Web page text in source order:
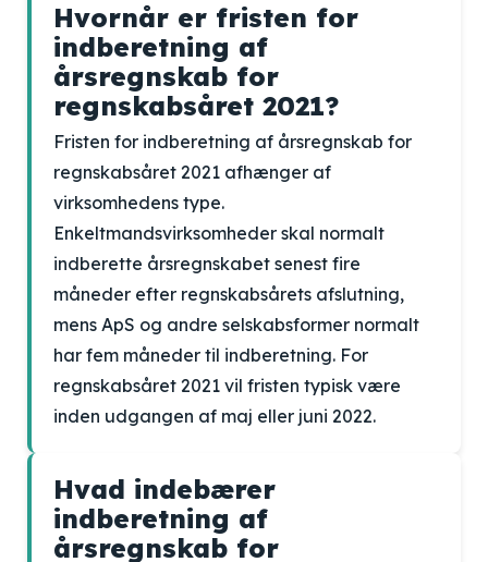
Hvornår er fristen for
indberetning af
årsregnskab for
regnskabsåret 2021?
Fristen for indberetning af årsregnskab for
regnskabsåret 2021 afhænger af
virksomhedens type.
Enkeltmandsvirksomheder skal normalt
indberette årsregnskabet senest fire
måneder efter regnskabsårets afslutning,
mens ApS og andre selskabsformer normalt
har fem måneder til indberetning. For
regnskabsåret 2021 vil fristen typisk være
inden udgangen af maj eller juni 2022.
Hvad indebærer
indberetning af
årsregnskab for